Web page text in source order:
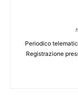
Periodico
Registrazione